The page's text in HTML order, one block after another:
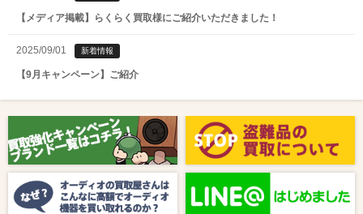
【メディア掲載】らくらく買取様にご紹介いただきました！
2025/09/01 新着情報
【9月キャンペーン】ご紹介
【8月キャンペーン】ご紹介
2024/10/04 新着情報
【ラジオ番組放送のお知らせ】